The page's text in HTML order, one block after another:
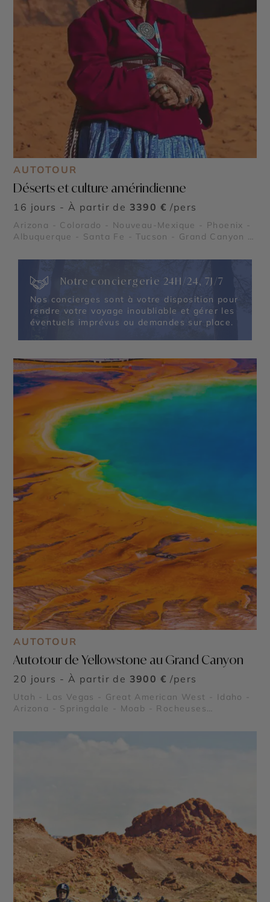
AUTOTOUR
Déserts et culture amérindienne
16 jours - À partir de 3390 € /pers
Arizona - Colorado - Nouveau-Mexique - Phoenix -
Albuquerque - Santa Fe - Tucson - Grand Canyon -
Parc National de White Sands
Notre conciergerie 24H/24, 7J/7
Nos concierges sont à votre disposition pour
rendre votre voyage inoubliable et gérer les
éventuels imprévus ou demandes sur place.
AUTOTOUR
Autotour de Yellowstone au Grand Canyon
20 jours - À partir de 3900 € /pers
Utah - Las Vegas - Great American West - Idaho -
Arizona - Springdale - Moab - Rocheuses
Canyon - Parc National de Yellowstone - Monument